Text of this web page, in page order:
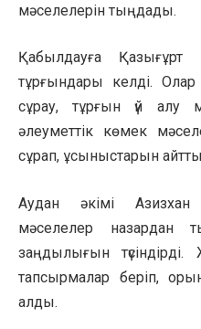
мәселелерін тыңдады.
Қабылдауға Қазығұрт
тұрғындары келді. Олар
сұрау, тұрғын үй алу
әлеуметтік көмек
сұрап, ұсыныстарын
Аудан әкімі Азизхан
мәселелер назардан
заңдылығын түсіндірді.
тапсырмалар беріп,
алды.